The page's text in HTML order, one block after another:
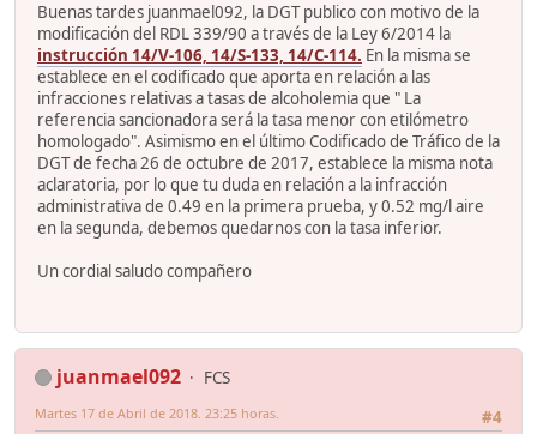
Buenas tardes juanmael092, la DGT publico con motivo de la
modificación del RDL 339/90 a través de la Ley 6/2014 la
instrucción 14/V-106, 14/S-133, 14/C-114. En la misma se
establece en el codificado que aporta en relación a las
infracciones relativas a tasas de alcoholemia que " La
referencia sancionadora será la tasa menor con etilómetro
homologado". Asimismo en el último Codificado de Tráfico de la
DGT de fecha 26 de octubre de 2017, establece la misma nota
aclaratoria, por lo que tu duda en relación a la infracción
administrativa de 0.49 en la primera prueba, y 0.52 mg/l aire
en la segunda, debemos quedarnos con la tasa inferior.
Un cordial saludo compañero
juanmael092
FCS
#4
Martes 17 de Abril de 2018. 23:25 horas.